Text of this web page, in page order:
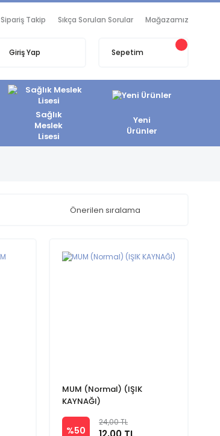
Sipariş Takip Sıkça Sorulan Sorular Mağazamız
Giriş Yap Sepetim
Sağlık
Meslek
Lisesi
Yeni
Ürünler
MUM (Normal) (IŞIK
KAYNAĞI)
%50
24,00 TL